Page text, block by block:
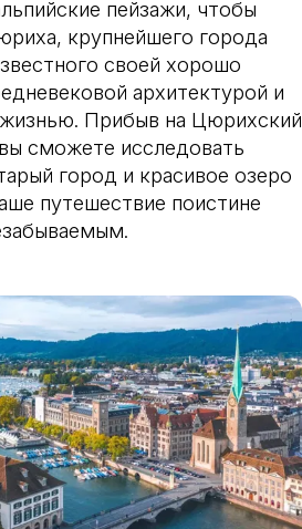
пейзажи, чтобы
крупнейшего города
своей хорошо
архитектурой и
Прибыв на Цюрихский
сможете исследовать
город и красивое озеро
путешествие поистине